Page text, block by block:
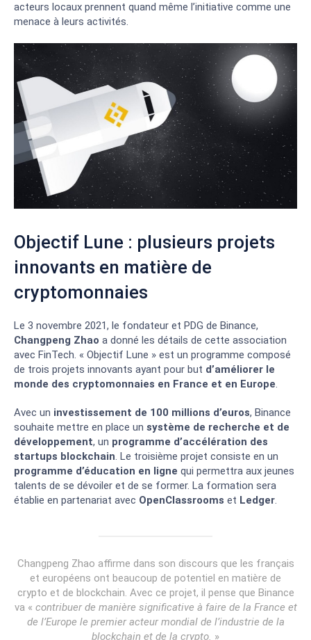
acteurs locaux prennent quand même l’initiative comme une
menace à leurs activités.
Objectif Lune : plusieurs projets
innovants en matière de
cryptomonnaies
Le 3 novembre 2021, le fondateur et PDG de Binance,
Changpeng Zhao a donné les détails de cette association
avec FinTech. « Objectif Lune » est un programme composé
de trois projets innovants ayant pour but d’améliorer le
monde des cryptomonnaies en France et en Europe.
Avec un investissement de 100 millions d’euros, Binance
souhaite mettre en place un système de recherche et de
développement, un programme d’accélération des
startups blockchain. Le troisième projet consiste en un
programme d’éducation en ligne qui permettra aux jeunes
talents de se dévoiler et de se former. La formation sera
établie en partenariat avec OpenClassrooms et Ledger.
Changpeng Zhao affirme dans son discours que les français
et européens ont beaucoup de potentiel en matière de
crypto et de blockchain. Avec ce projet, il pense que Binance
va « contribuer de manière significative à faire de la France et
de l’Europe le premier acteur mondial de l’industrie de la
blockchain et de la crypto. »